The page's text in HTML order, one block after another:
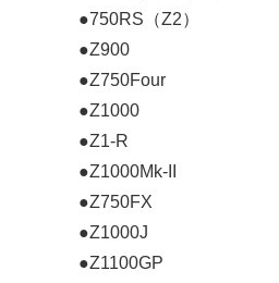
●750RS（Z2）
●Z900
●Z750Four
●Z1000
●Z1-R
●Z1000Mk-II
●Z750FX
●Z1000J
●Z1100GP